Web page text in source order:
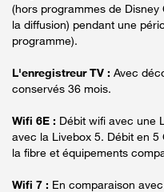
(hors programmes de
la diffusion) pendant une
programme).
L'enregistreur TV : Avec
conservés 36 mois.
Wifi 6E : Débit wifi avec une
avec la Livebox 5. Débit en 5
la fibre et équipements
Wifi 7 : En comparaison